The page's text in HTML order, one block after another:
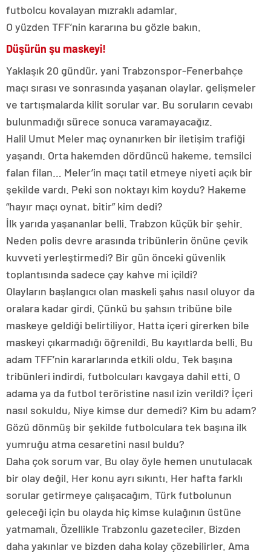
futbolcu kovalayan mızraklı adamlar.
O yüzden TFF’nin kararına bu gözle bakın.
Düşürün şu maskeyi!
Yaklaşık 20 gündür, yani Trabzonspor-Fenerbahçe
maçı sırası ve sonrasında yaşanan olaylar, gelişmeler
ve tartışmalarda kilit sorular var. Bu soruların cevabı
bulunmadığı sürece sonuca varamayacağız.
Halil Umut Meler maç oynanırken bir iletişim trafiği
yaşandı. Orta hakemden dördüncü hakeme, temsilci
falan filan… Meler’in maçı tatil etmeye niyeti açık bir
şekilde vardı. Peki son noktayı kim koydu? Hakeme
“hayır maçı oynat, bitir” kim dedi?
İlk yarıda yaşananlar belli. Trabzon küçük bir şehir.
Neden polis devre arasında tribünlerin önüne çevik
kuvveti yerleştirmedi? Bir gün önceki güvenlik
toplantısında sadece çay kahve mi içildi?
Olayların başlangıcı olan maskeli şahıs nasıl oluyor da
oralara kadar girdi. Çünkü bu şahsın tribüne bile
maskeye geldiği belirtiliyor. Hatta içeri girerken bile
maskeyi çıkarmadığı öğrenildi. Bu kayıtlarda belli. Bu
adam TFF’nin kararlarında etkili oldu. Tek başına
tribünleri indirdi, futbolcuları kavgaya dahil etti. O
adama ya da futbol teröristine nasıl izin verildi? İçeri
nasıl sokuldu, Niye kimse dur demedi? Kim bu adam?
Gözü dönmüş bir şekilde futbolculara tek başına ilk
yumruğu atma cesaretini nasıl buldu?
Daha çok sorum var. Bu olay öyle hemen unutulacak
bir olay değil. Her konu ayrı sıkıntı. Her hafta farklı
sorular getirmeye çalışacağım. Türk futbolunun
geleceği için bu olayda hiç kimse kulağının üstüne
yatmamalı. Özellikle Trabzonlu gazeteciler. Bizden
daha yakınlar ve bizden daha kolay çözebilirler. Ama